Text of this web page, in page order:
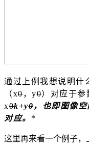
通过上例我想说明
（x0，y0）对应于
x0k+y0，也即图像
对应。 *
这里再来看一个例子